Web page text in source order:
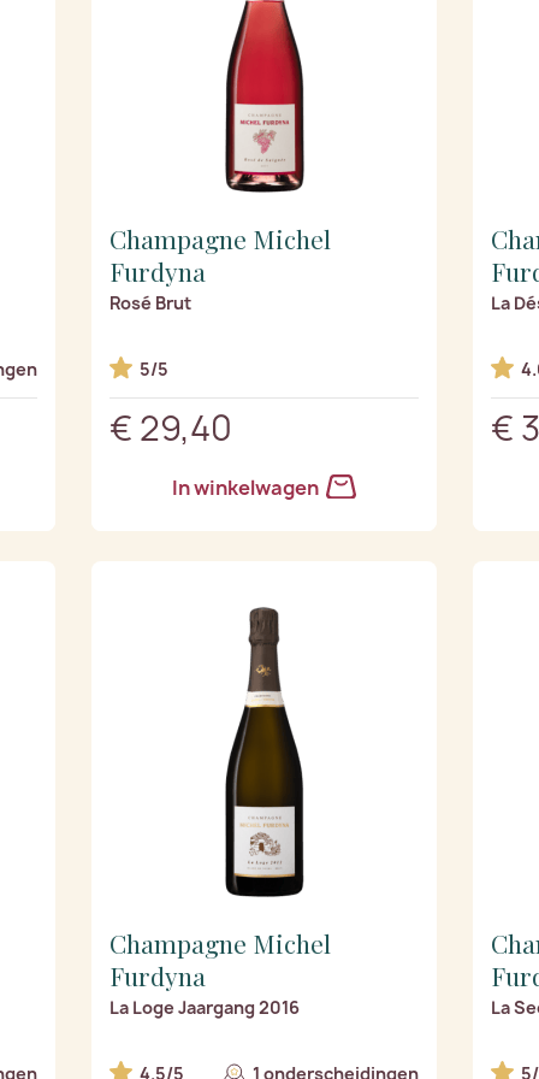
Champagne Michel
Furdyna
Rosé Brut
5/5
€ 29,40
In winkelwagen
La
€
Champagne Michel
Furdyna
La Loge Jaargang 2016
4.5/5 1 onderscheidingen
La